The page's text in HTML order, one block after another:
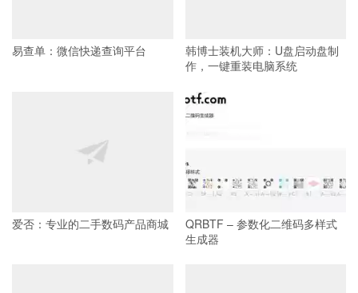
易查单：微信快递查询平台
韩博士装机大师：U盘启动盘制
作，一键重装电脑系统
爱否：专业的二手数码产品商城
QRBTF – 参数化二维码多样式
生成器